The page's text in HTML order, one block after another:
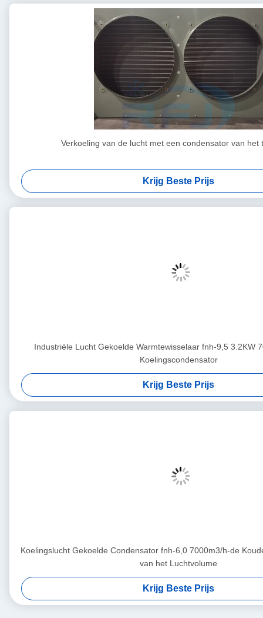
Verkoeling van de lucht met een condensator van het
Krijg Beste Prijs
Industriële Lucht Gekoelde Warmtewisselaar fnh-9,5 3.2KW
Koelingscondensator
Krijg Beste Prijs
Koelingslucht Gekoelde Condensator fnh-6,0 7000m3/h-de
van het Luchtvolume
Krijg Beste Prijs